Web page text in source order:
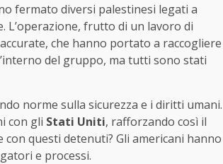
fermato diversi palestinesi legati a
L’operazione, frutto di un lavoro di
che hanno portato a raccogliere
del gruppo, ma tutti sono stati
norme sulla sicurezza e i diritti umani.
con gli Stati Uniti, rafforzando così il
questi detenuti? Gli americani hanno
e processi.